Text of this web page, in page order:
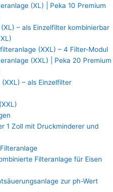
(XL) | Peka 10 Premium
– als Einzelfilter kombinierbar
(XXL) – 4 Filter-Modul
(XXL) | Peka 20 Premium
– als Einzelfilter
1 Zoll mit Druckminderer und
Filteranlage für Eisen
zur ph-Wert